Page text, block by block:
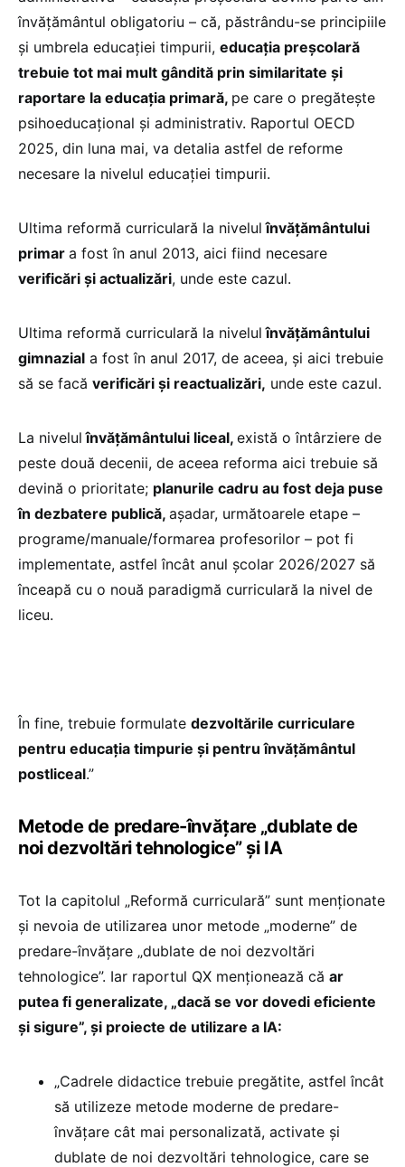
învățământul obligatoriu – că, păstrându-se principiile
și umbrela educației timpurii, educația preșcolară
trebuie tot mai mult gândită prin similaritate și
raportare la educația primară, pe care o pregătește
psihoeducațional și administrativ. Raportul OECD
2025, din luna mai, va detalia astfel de reforme
necesare la nivelul educației timpurii.
Ultima reformă curriculară la nivelul învățământului
primar a fost în anul 2013, aici fiind necesare
verificări și actualizări, unde este cazul.
Ultima reformă curriculară la nivelul învățământului
gimnazial a fost în anul 2017, de aceea, și aici trebuie
să se facă verificări și reactualizări, unde este cazul.
La nivelul învățământului liceal, există o întârziere de
peste două decenii, de aceea reforma aici trebuie să
devină o prioritate; planurile cadru au fost deja puse
în dezbatere publică, așadar, următoarele etape –
programe/manuale/formarea profesorilor – pot fi
implementate, astfel încât anul școlar 2026/2027 să
înceapă cu o nouă paradigmă curriculară la nivel de
liceu.
În fine, trebuie formulate dezvoltările curriculare
pentru educația timpurie și pentru învățământul
postliceal.”
Metode de predare-învățare „dublate de
noi dezvoltări tehnologice” și IA
Tot la capitolul „Reformă curriculară” sunt menționate
și nevoia de utilizarea unor metode „moderne” de
predare-învățare „dublate de noi dezvoltări
tehnologice”. Iar raportul QX menționează că ar
putea fi generalizate, „dacă se vor dovedi eficiente
și sigure”, și proiecte de utilizare a IA:
„Cadrele didactice trebuie pregătite, astfel încât
să utilizeze metode moderne de predare-
învățare cât mai personalizată, activate și
dublate de noi dezvoltări tehnologice, care se